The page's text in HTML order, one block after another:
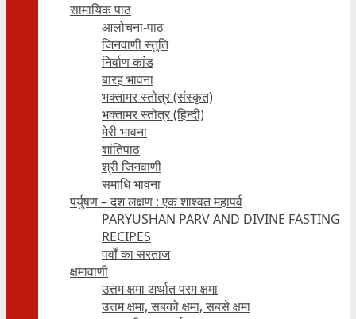
सामायिक पाठ
आलोचना-पाठ
जिनवाणी स्तुति
निर्वाण कांड
बारह भावना
भक्तामर स्तोत्र (संस्कृत)
भक्तामर स्तोत्र (हिन्दी)
मेरी भावना
शांतिपाठ
श्री जिनवाणी
समाधि भावना
पर्युषण – दश लक्षण : एक शाश्वत महापर्व
PARYUSHAN PARV AND DIVINE FASTING
RECIPES
पर्वों का सरताज
क्षमावाणी
उत्तम क्षमा अर्थात परम क्षमा
उत्तम क्षमा, सबको क्षमा, सबसे क्षमा